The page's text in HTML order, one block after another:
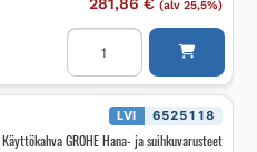
(alv 25,5%)
Käyttökahva
GROHE
ja
suihkuvarusteet
määrä LVI 6525118
Käyttökahva GROHE Hana- ja suihkuvarusteet